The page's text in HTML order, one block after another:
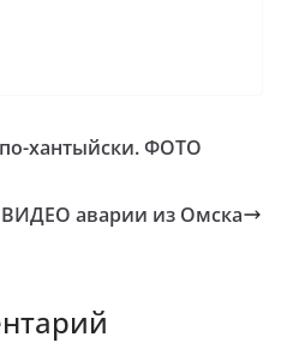
хантыйски. ФОТО
аварии из Омска